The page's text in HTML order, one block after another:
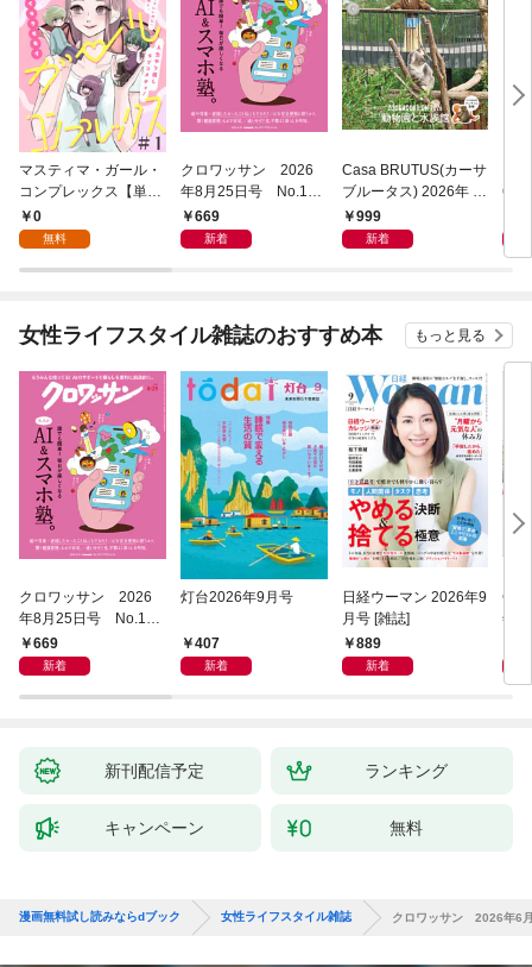
マスティマ・ガール・
コンプレックス【単
話】１
0
無料
クロワッサン 2026
年8月25日号 No.117
1 [大人のAI＆スマホ
塾。]
669
新着
Casa BRUTUS(カーサ
ブルータス) 2026年 9
月号 [もっと学べる！
動物園と水族館]
999
新着
6年
女性ライフスタイル雑誌のおすすめ本 もっと見る
クロワッサン 2026
年8月25日号 No.117
1 [大人のAI＆スマホ
塾。]
669
新着
灯台2026年9月号
407
新着
日経ウーマン 2026年9
月号 [雑誌]
889
新着
年9
新刊配信予定 ランキング
キャンペーン 無料
漫画無料試し読みならdブック 女性ライフスタイル雑誌 クロワッサン 2026年6